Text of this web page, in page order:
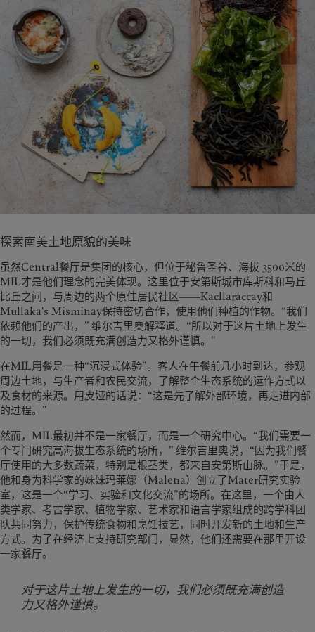
探索南美土地原貌的美味
虽然Central餐厅是集团的核心，但位于秘鲁圣谷、海拔 3500米的
MIL才是他们理念的完美体现。这里位于安第斯城市库斯科和马丘
比丘之间，与周边的两个原住居民社区――Kacllaraccay和
Mullaka's Misminay保持密切合作，使用他们种植的作物。“我们
依赖他们的产出，” 维尔吉里奥解释道。“所以对于这片土地上发生
的一切，我们必须既充满创造力又格外谨慎。”
在MIL用餐是一种“沉浸式体验”。客人在午餐前几小时到达，参观
周边土地，与生产者和农民交流，了解整个生态系统的运作方式以
及食材的来源。用皮娅的话说：“这是先了解外部环境，再走进内部
的过程。”
然而，MIL最初并不是一家餐厅，而是一个研究中心。“我们需要一
个专门研究高海拔生态系统的场所，” 维尔吉里奥说，“因为我们餐
厅使用的大多数蔬菜，特别是根茎类，都来自安第斯山脉。”于是，
他和身为科学家的妹妹玛莱娜（Malena）创立了Mater研究实验
室，这是一个“学习、实验和文化交流”的场所。在这里，一个由人
类学家、考古学家、植物学家、艺术家和语言学家组成的跨学科团
队共同努力，保护传统食物和烹饪技艺，同时开发新的土地和生产
方式。为了在经济上支持研究部门，显然，他们还需要在那里开设
一家餐厅。
对于这片土地上发生的一切，我们必须既充满创造
力又格外谨慎。